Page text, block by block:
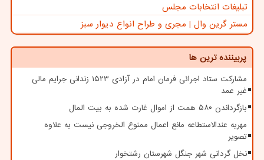
تبلیغات انتخابات مجلس
مستر گرین وال | مجری و طراح انواع دیوار سبز
پربیننده ترین ها
مشارکت ستاد اجرائی فرمان امام در آزادی ۱۵۲۳ زندانی جرایم مالی
غیر عمد
بازگرداندن ۵۸۰ همت از اموال غارت شده به بیت المال
مهریه عندالاستطاعه مانع اعمال ممنوع الخروجی نیست به علاوه
تصویر
نخل گردانی شهر جنگل شهرستان رشتخوار